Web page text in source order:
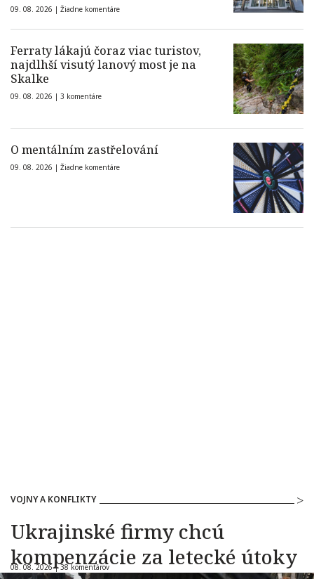
09. 08. 2026 | Žiadne komentáre
Ferraty lákajú čoraz viac turistov,
najdlhší visutý lanový most je na
Skalke
09. 08. 2026 | 3 komentáre
O mentálním zastřelování
09. 08. 2026 | Žiadne komentáre
VOJNY A KONFLIKTY
Ukrajinské firmy chcú
kompenzácie za letecké útoky
08. 08. 2026 |38 komentárov